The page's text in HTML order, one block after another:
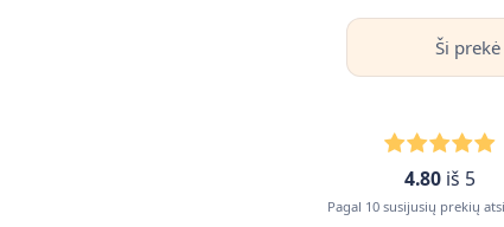
Ši
4.80 iš 5
Pagal 10 susijusių prekių